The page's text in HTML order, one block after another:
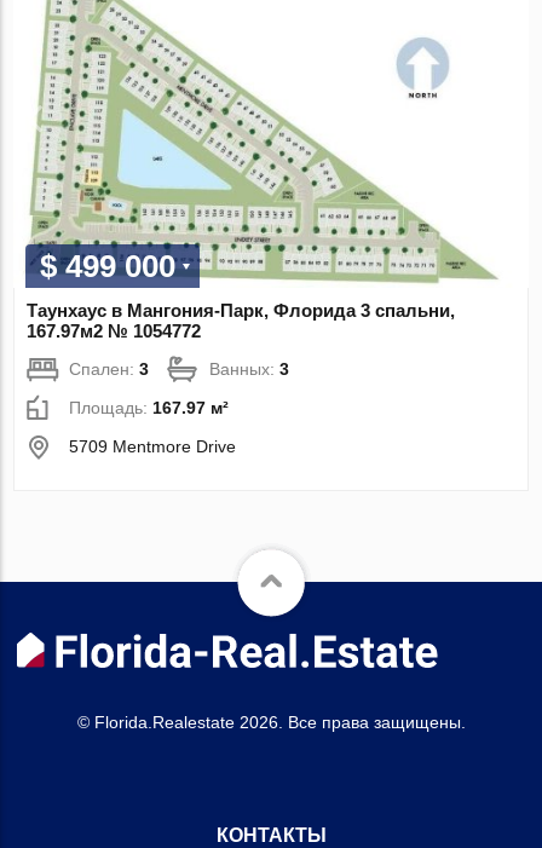
$ 499 000
Таунхаус в Мангония-Парк, Флорида 3 спальни,
167.97м2 № 1054772
Спален:3 Ванных:3
Площадь:167.97 м²
5709 Mentmore Drive
© Florida.Realestate 2026. Все права защищены.
КОНТАКТЫ